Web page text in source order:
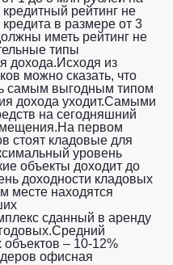
кредитный рейтинг не
в размере от 3
иметь рейтинг не
типы
дохода.Исходя из
можно сказать, что
самым выгодным типом
дохода уходит.Самыми
на сегодняшний
первом
стоят кладовые для
уровень
объекты доходит до
доходности кладовых
месте находятся
сданный в аренду
объектов – 10-12%
офисная